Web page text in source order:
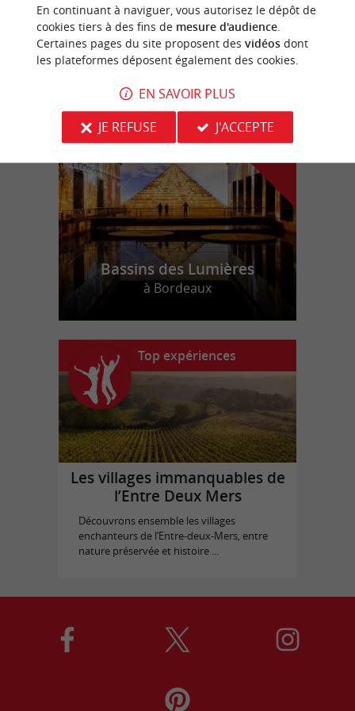
Ecomusée du Libournais
n
o
t
r
e
c
o
u
p
d
e
c
o
e
u
r
Bassins des Lumières
à Bordeaux
Top expériences
Les villages immanquables de
l’Entre Deux Mers
Découvrons ensemble les villages
enchanteurs de l’Entre-deux-Mers, entre
nature préservée et histoire ...
En continuant à naviguer, vous autorisez le dépôt de
cookies tiers à des fins de mesure d'audience.
Certaines pages du site proposent des vidéosdont
les plateformes déposent également des cookies.
EN SAVOIR PLUS
JE REFUSE
J'ACCEPTE